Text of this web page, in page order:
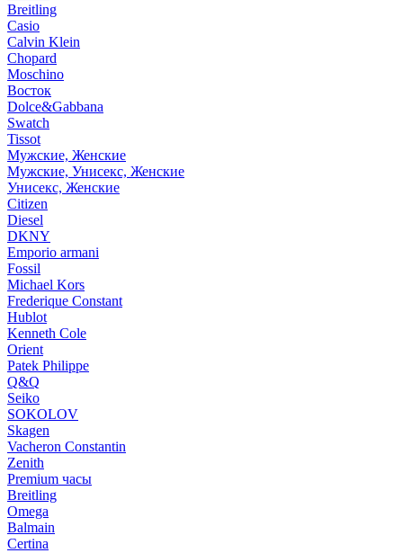
Breitling
Casio
Calvin Klein
Chopard
Moschino
Восток
Dolce&Gabbana
Swatch
Tissot
Мужские, Женские
Мужские, Унисекс, Женские
Унисекс, Женские
Citizen
Diesel
DKNY
Emporio armani
Fossil
Michael Kors
Frederique Constant
Hublot
Kenneth Cole
Orient
Patek Philippe
Q&Q
Seiko
SOKOLOV
Skagen
Vacheron Constantin
Zenith
Premium часы
Breitling
Omega
Balmain
Certina